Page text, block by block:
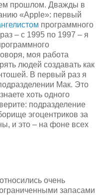
прошлом. Дважды в
«Apple»: первый
программного
– с 1995 по 1997 – я
моя работа
людей создавать как
В первый раз я
Мак. Это
хоть одного
подразделение
эгоцентриков за
и это – на фоне всех
очень
запасами